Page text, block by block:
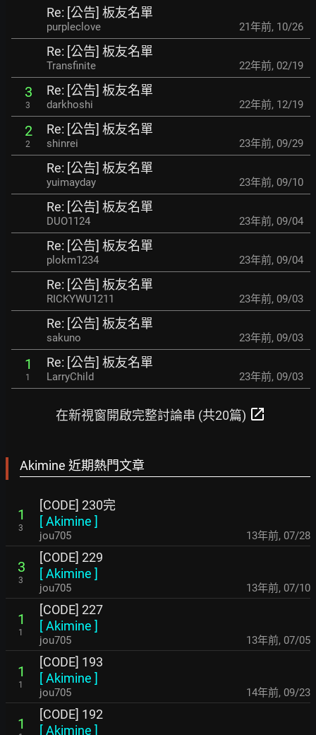
Re: [公告] 板友名單
purpleclove 21年前, 10/26
Re: [公告] 板友名單
Transfinite 22年前, 02/19
3
3
Re: [公告] 板友名單
darkhoshi 22年前, 12/19
2
2
Re: [公告] 板友名單
shinrei 23年前, 09/29
Re: [公告] 板友名單
yuimayday 23年前, 09/10
Re: [公告] 板友名單
DUO1124 23年前, 09/04
Re: [公告] 板友名單
plokm1234 23年前, 09/04
Re: [公告] 板友名單
RICKYWU1211 23年前, 09/03
Re: [公告] 板友名單
sakuno 23年前, 09/03
1
1
Re: [公告] 板友名單
LarryChild 23年前, 09/03
在新視窗開啟完整討論串 (共20篇) open_in_new
Akimine 近期熱門文章
1
3
[CODE] 230完
[Akimine ]
jou705 13年前, 07/28
3
3
[CODE] 229
[Akimine ]
jou705 13年前, 07/10
1
1
[CODE] 227
[Akimine ]
jou705 13年前, 07/05
1
1
[CODE] 193
[Akimine ]
jou705 14年前, 09/23
1
[CODE] 192
[Akimine ]